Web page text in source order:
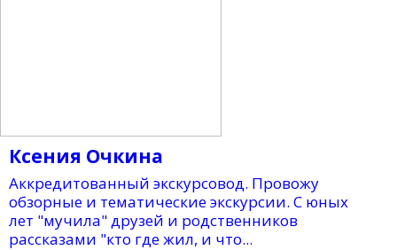
Ксения Очкина
Аккредитованный экскурсовод. Провожу
обзорные и тематические экскурсии. С юных
лет "мучила" друзей и родственников
рассказами "кто где жил, и что...